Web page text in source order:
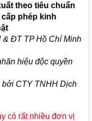
theo tiêu chuẩn
phép kinh
& ĐT TP Hồ Chí Minh
hiệu độc quyền
bởi CTY TNHH Dịch
có rất nhiều đơn vị